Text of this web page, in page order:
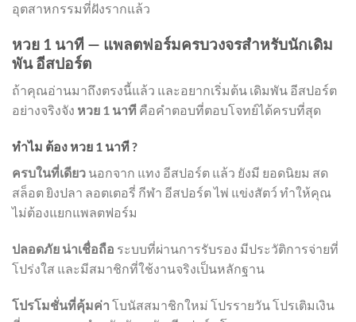
อุตสาหกรรมที่ฝังรากแล้ว
หวย 1 นาที — แพลตฟอร์มครบวงจรสำหรับนักเดิม
พัน อีสปอร์ต
ถ้าคุณอ่านมาถึงตรงนี้แล้ว และอยากเริ่มต้น เดิมพัน อีสปอร์ต
อย่างจริงจัง หวย 1 นาที คือคำตอบที่ตอบโจทย์ได้ครบที่สุด
ทำไม ต้อง หวย 1 นาที ?
ครบในที่เดียว นอกจาก แทง อีสปอร์ต แล้ว ยังมี ยอดนิยม สด
สล็อต ยิงปลา ลอตเตอรี่ กีฬา อีสปอร์ต ไพ่ แข่งสัตว์ ทำให้คุณ
ไม่ต้องแยกแพลตฟอร์ม
ปลอดภัย น่าเชื่อถือ ระบบที่ผ่านการรับรอง มีประวัติการจ่ายที่
โปร่งใส และมีสมาชิกที่ใช้งานจริงเป็นหลักฐาน
โปรโมชั่นที่คุ้มค่า โบนัสสมาชิกใหม่ โปรรายวัน โปรเติมเงิน